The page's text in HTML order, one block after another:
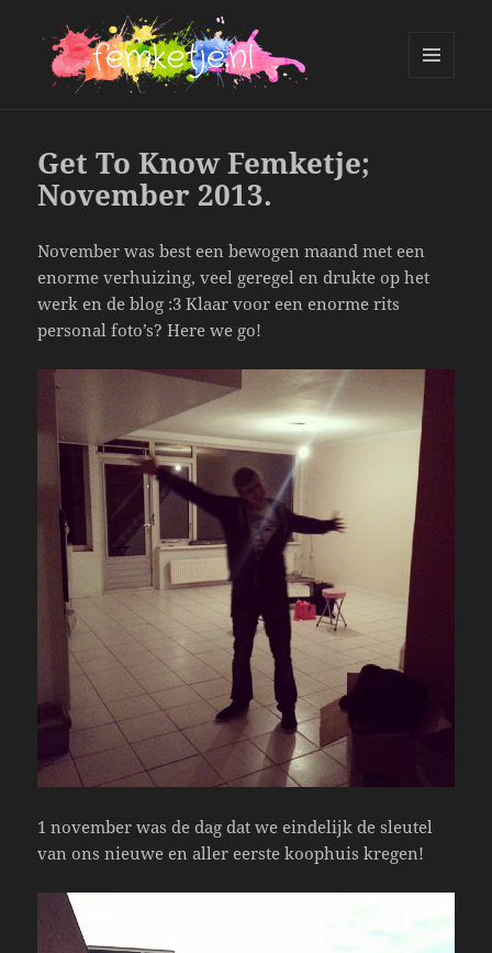
Get To Know Femketje;
November 2013.
November was best een bewogen maand met een
enorme verhuizing, veel geregel en drukte op het
werk en de blog :3 Klaar voor een enorme rits
personal foto’s? Here we go!
1 november was de dag dat we eindelijk de sleutel
van ons nieuwe en aller eerste koophuis kregen!